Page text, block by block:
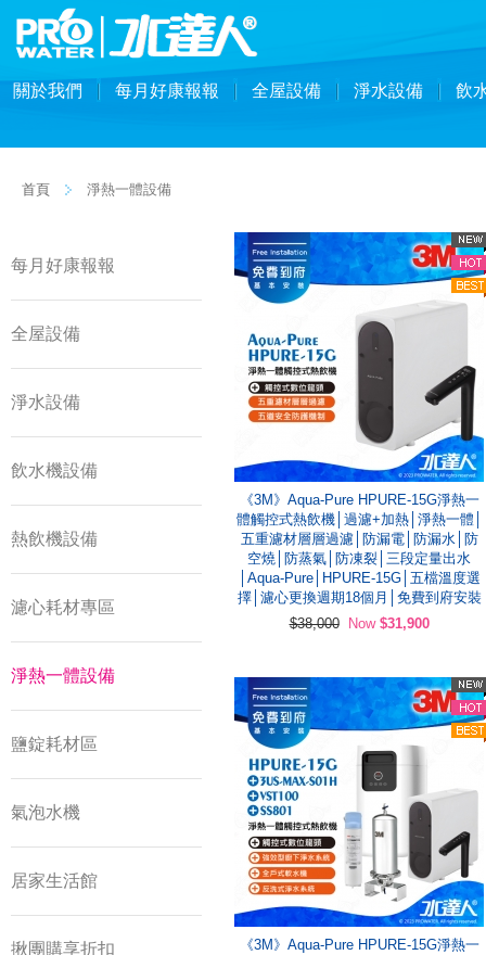
關於我們 每月好康報報 全屋設備 淨水設備 飲
首頁 淨熱一體設備
每月好康報報
全屋設備
淨水設備
飲水機設備
熱飲機設備
濾心耗材專區
淨熱一體設備
鹽錠耗材區
氣泡水機
居家生活館
揪團購享折扣
《3M》Aqua-Pure HPURE-15G淨熱一
體觸控式熱飲機│過濾+加熱│淨熱一體│
五重濾材層層過濾│防漏電│防漏水│防
空燒│防蒸氣│防凍裂│三段定量出水
│Aqua-Pure│HPURE-15G│五檔溫度選
擇│濾心更換週期18個月│免費到府安裝
$38,000
Now $31,900
《3M》Aqua-Pure HPURE-15G淨熱一